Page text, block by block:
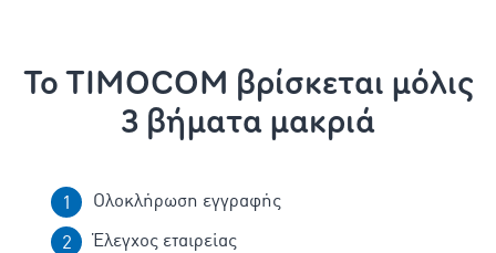
Το TIMOCOM βρίσκεται μόλις
3 βήματα μακριά
Ολοκλήρωση εγγραφής
Έλεγχος εταιρείας